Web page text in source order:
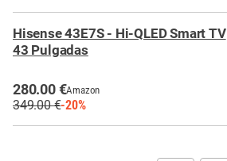
Hisense 43E7S - Hi-QLED Smart TV
43 Pulgadas
280.00 €Amazon
349.00 €-20%